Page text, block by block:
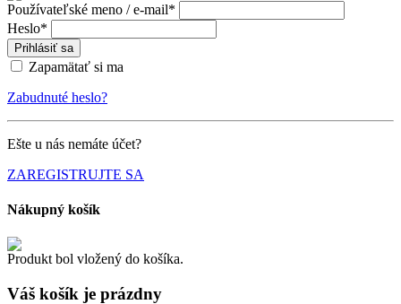
Používateľské meno / e-mail*
Heslo*
Prihlásiť sa
Zapamätať si ma
Zabudnuté heslo?
Ešte u nás nemáte účet?
ZAREGISTRUJTE SA
Nákupný košík
Produkt bol vložený do košíka.
Váš košík je prázdny